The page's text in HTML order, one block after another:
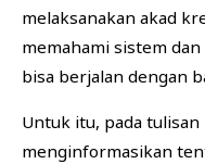
melaksanakan akad
memahami sistem
bisa berjalan dengan
Untuk itu, pada
menginformasikan